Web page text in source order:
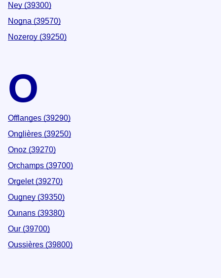
Ney (39300)
Nogna (39570)
Nozeroy (39250)
O
Offlanges (39290)
Onglières (39250)
Onoz (39270)
Orchamps (39700)
Orgelet (39270)
Ougney (39350)
Ounans (39380)
Our (39700)
Oussières (39800)